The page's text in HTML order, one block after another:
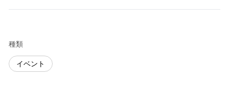
種類
イベント